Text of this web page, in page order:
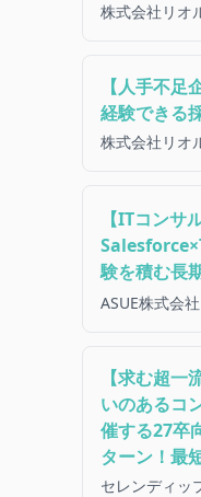
株式会社リオ
【人手不足
経験できる
株式会社リオ
【ITコンサ
験を積む長
ASUE株式会社
【求む超
いのあるコ
催する27卒
ターン！最
セレンディッ